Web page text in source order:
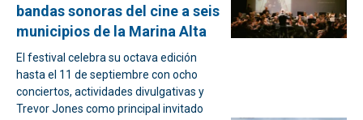
bandas sonoras del cine a seis
municipios de la Marina Alta
El festival celebra su octava edición
hasta el 11 de septiembre con ocho
conciertos, actividades divulgativas y
Trevor Jones como principal invitado